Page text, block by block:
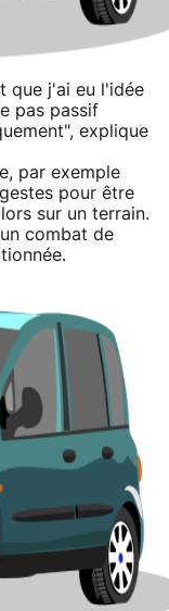
que j'ai eu l'idée
pas passif
explique
par exemple
pour être
sur un terrain.
combat de